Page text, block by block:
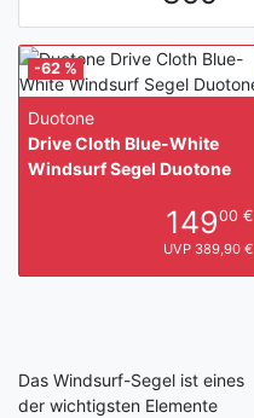
Duotone
Drive Cloth Blue-White
Windsurf Segel Duotone
14900 €
UVP 389,90 €
-62 %
Das Windsurf-Segel ist eines
der wichtigsten Elemente